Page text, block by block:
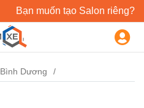
Bạn muốn tạo Salon riêng?
Bình Dương